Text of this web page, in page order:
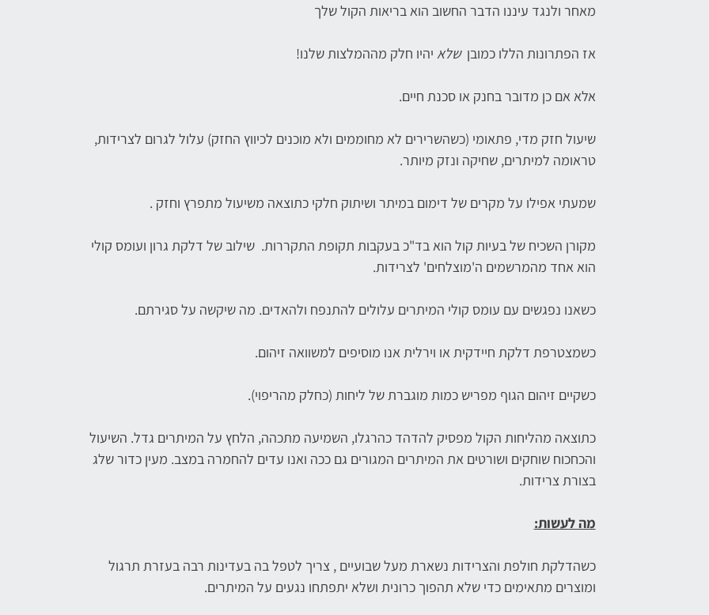
מאחר ולנגד עיננו הדבר החשוב הוא בריאות הקול שלך
אז הפתרונות הללו כמובןשלא יהיו חלק מההמלצות שלנו!
אלא אם כן מדובר בחנק או סכנת חיים.
שיעול חזק מדי, פתאומי (כשהשרירים לא מחוממים ולא מוכנים לכיווץ החזק) עלול לגרום לצרידות,
טראומה למיתרים, שחיקה ונזק מיותר.
שמעתי אפילו על מקרים של דימום במיתר ושיתוק חלקי כתוצאה משיעול מתפרץ וחזק .
מקורן השכיח של בעיות קול הוא בד"כ בעקבות תקופת התקררות. שילוב של דלקת גרון ועומס קולי
הוא אחד מהמרשמים ה'מוצלחים' לצרידות.
כשאנו נפגשים עם עומס קולי המיתרים עלולים להתנפח ולהאדים. מה שיקשה על סגירתם.
כשמצטרפת דלקת חיידקית או וירלית אנו מוסיפים למשוואה זיהום.
כשקיים זיהום הגוף מפריש כמות מוגברת של ליחות (כחלק מהריפוי).
כתוצאה מהליחות הקול מפסיק להדהד כהרגלו, השמיעה מתכהה, הלחץ על המיתרים גדל. השיעול
והכחכוח שוחקים ושורטים את המיתרים המגורים גם ככה ואנו עדים להחמרה במצב. מעין כדור שלג
בצורת צרידות.
מה לעשות:
כשהדלקת חולפת והצרידות נשארת מעל שבועיים , צריך לטפל בה בעדינות רבה בעזרת תרגול
ומוצרים מתאימים כדי שלא תהפוך כרונית ושלא יתפתחו נגעים על המיתרים.